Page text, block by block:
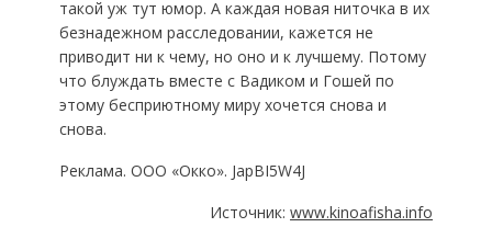
такой уж тут юмор. А каждая новая ниточка в их
безнадежном расследовании, кажется не
приводит ни к чему, но оно и к лучшему. Потому
что блуждать вместе с Вадиком и Гошей по
этому бесприютному миру хочется снова и
снова.
Реклама. ООО «Окко». JapBI5W4J
Источник:www.kinoafisha.info